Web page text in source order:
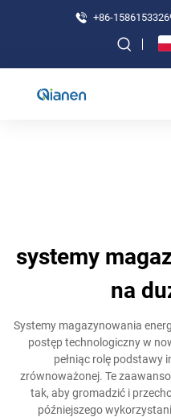
+86-
systemy
na
Systemy magazynowania
postęp technologiczny w
pełniąc rolę podstawy
zrównoważonej. Te
tak, aby gromadzić i
późniejszego